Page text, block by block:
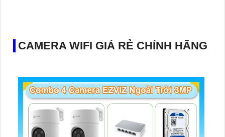
CAMERA WIFI GIÁ RẺ CHÍNH HÃNG